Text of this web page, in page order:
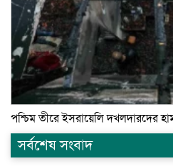
পশ্চিম তীরে ইসরায়েলি দখলদারদের
সর্বশেষ সংবাদ